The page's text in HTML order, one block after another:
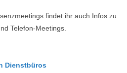
findet ihr auch Infos zu
Telefon-Meetings.
Dienstbüros